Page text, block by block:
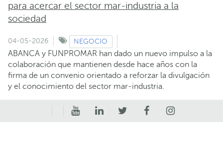
para acercar el sector mar-industria a la
sociedad
04-05-2026 NEGOCIO
ABANCA y FUNPROMAR han dado un nuevo impulso a la
colaboración que mantienen desde hace años con la
firma de un convenio orientado a reforzar la divulgación
y el conocimiento del sector mar-industria.